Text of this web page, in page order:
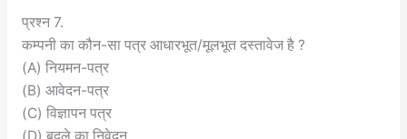
प्रश्न 7.
कम्पनी का कौन-सा पत्र आधारभूत/मूलभूत दस्तावेज है ?
(A) नियमन-पत्र
(B) आवेदन-पत्र
(C) विज्ञापन पत्र